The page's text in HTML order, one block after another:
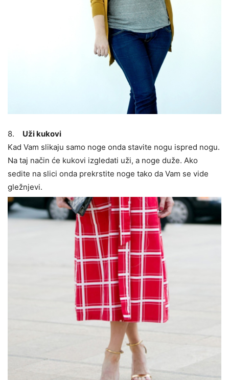
8. Uži kukovi
Kad Vam slikaju samo noge onda stavite nogu ispred nogu.
Na taj način će kukovi izgledati uži, a noge duže. Ako
sedite na slici onda prekrstite noge tako da Vam se vide
gležnjevi.